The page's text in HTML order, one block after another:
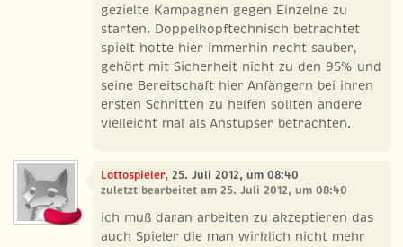
gezielte Kampagnen gegen Einzelne zu
starten. Doppelkopftechnisch betrachtet
spielt hotte hier immerhin recht sauber,
gehört mit Sicherheit nicht zu den 95% und
seine Bereitschaft hier Anfängern bei ihren
ersten Schritten zu helfen sollten andere
vielleicht mal als Anstupser betrachten.
Lottospieler, 25. Juli 2012, um 08:40
zuletzt bearbeitet am 25. Juli 2012, um 08:40
ich muß daran arbeiten zu akzeptieren das
auch Spieler die man wirklich nicht mehr